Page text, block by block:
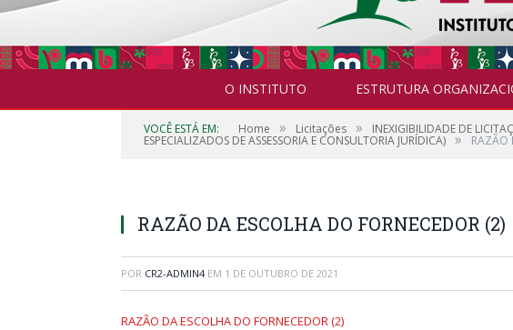
O INSTITUTO ESTRUTURA
VOCÊ ESTÁ EM: Home » Licitações » INEXIGIBILIDADE DE
ESPECIALIZADOS DE ASSESSORIA E CONSULTORIA JURÍDICA) » RAZÃO
RAZÃO DA ESCOLHA DO FORNECEDOR (2)
POR CR2-ADMIN4 EM 1 DE OUTUBRO DE 2021
RAZÃO DA ESCOLHA DO FORNECEDOR (2)